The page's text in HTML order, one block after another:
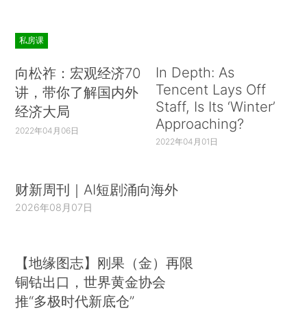
私房课
向松祚：宏观经济70
讲，带你了解国内外
经济大局
2022年04月06日
In Depth: As
Tencent Lays Off
Staff, Is Its ‘Winter’
Approaching?
2022年04月01日
财新周刊｜AI短剧涌向海外
2026年08月07日
【地缘图志】刚果（金）再限
铜钴出口，世界黄金协会
推“多极时代新底仓”